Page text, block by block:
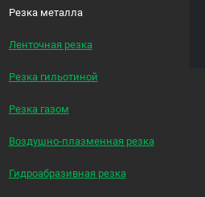
Резка металла
Ленточная резка
Резка гильотиной
Резка газом
Воздушно-плазменная резка
Гидроабразивная резка